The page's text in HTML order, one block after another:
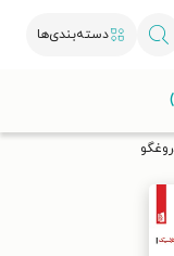
دسته‌بندی‌ها